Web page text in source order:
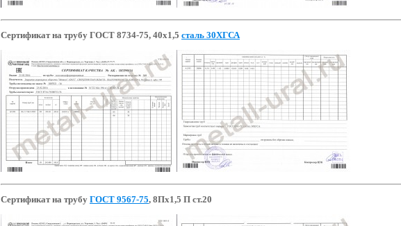
Сертификат на трубу ГОСТ 8734-75, 40х1,5 сталь 30ХГСА
Сертификат на трубу ГОСТ 9567-75, 8Пх1,5 П ст.20